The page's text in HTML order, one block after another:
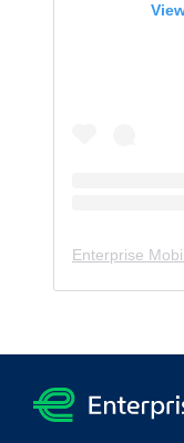
Enterprise